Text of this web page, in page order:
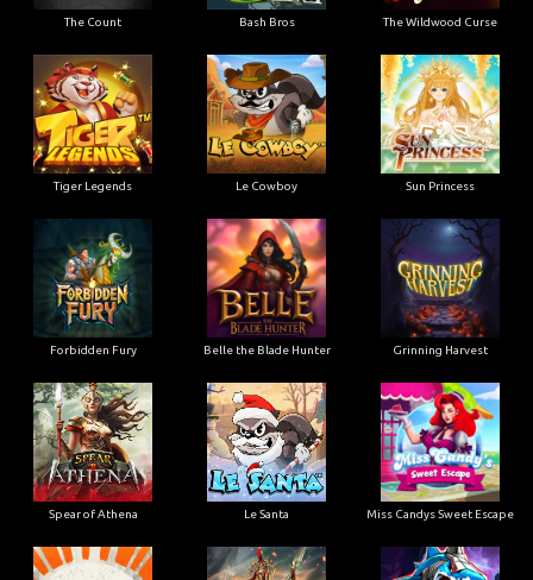
The Count Bash Bros The Wildwood Curse
Tiger Legends Le Cowboy Sun Princess
Forbidden Fury Belle the Blade Hunter Grinning Harvest
Spear of Athena Le Santa Miss Candys Sweet Escape